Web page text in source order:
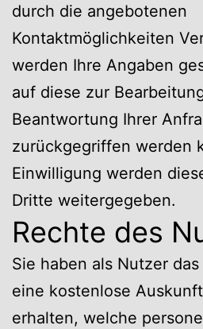
durch die angebotenen
Kontaktmöglichkeiten
werden Ihre Angaben
auf diese zur
Beantwortung Ihrer
zurückgegriffen werden
Einwilligung werden
Dritte weitergegeben.
Rechte des
Sie haben als Nutzer
eine kostenlose
erhalten, welche